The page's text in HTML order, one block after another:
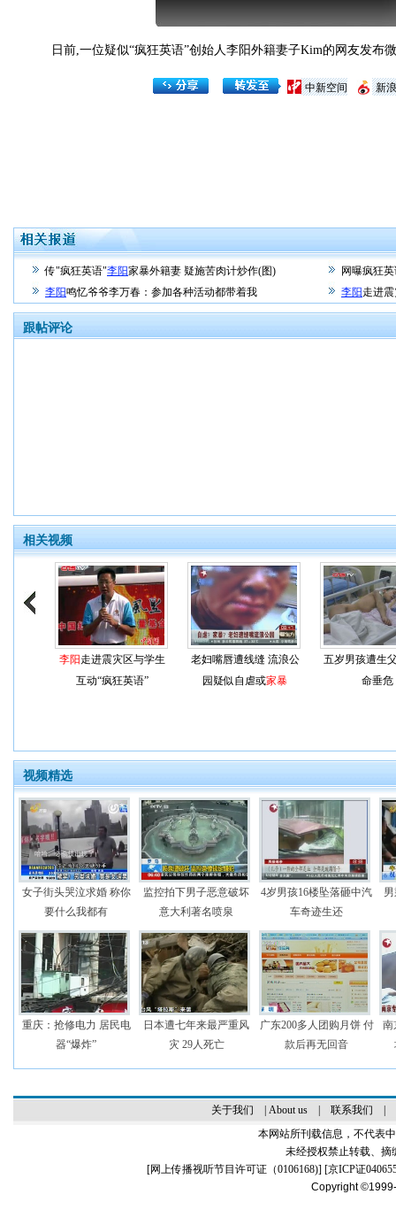
日前,一位疑似“疯狂英语”创始人李阳外籍妻子Kim的网友发布
新
中新空间
传"疯狂英语"李阳家暴外籍妻 疑施苦肉计炒作(图)
网曝疯狂
李阳鸣忆爷爷李万春：参加各种活动都带着我 李阳 走进
跟帖评论
相关视频
李阳 走进震灾区与学生
互动“疯狂英语”
老妇嘴唇遭线缝 流浪公
园疑似自虐或家暴
五岁男孩遭生
命垂危
视频精选
女子街头哭泣求婚 称你
要什么我都有
监控拍下男子恶意破坏
意大利著名喷泉
4岁男孩16楼坠落砸中汽
车奇迹生还
重庆：抢修电力 居民电
器“爆炸”
日本遭七年来最严重风
灾 29人死亡
广东200多人团购月饼 付
款后再无回音
南
关于我们 About us| 联系我们
本网站所刊载信息，不代表
未经授权禁止转载、摘
[网上传播视听节目许可证（0106168)] [京ICP证
Copyright